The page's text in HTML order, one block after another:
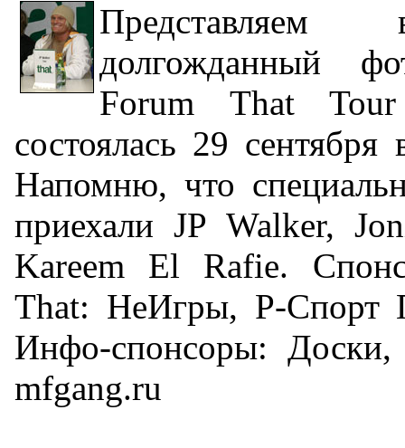
долгожданный
Forum That
состоялась 29
Напомню, что
приехали JP Walker,
Kareem El Rafie.
That: НеИгры, Р-Спорт
Инфо-спонсоры: Доски,
mfgang.ru